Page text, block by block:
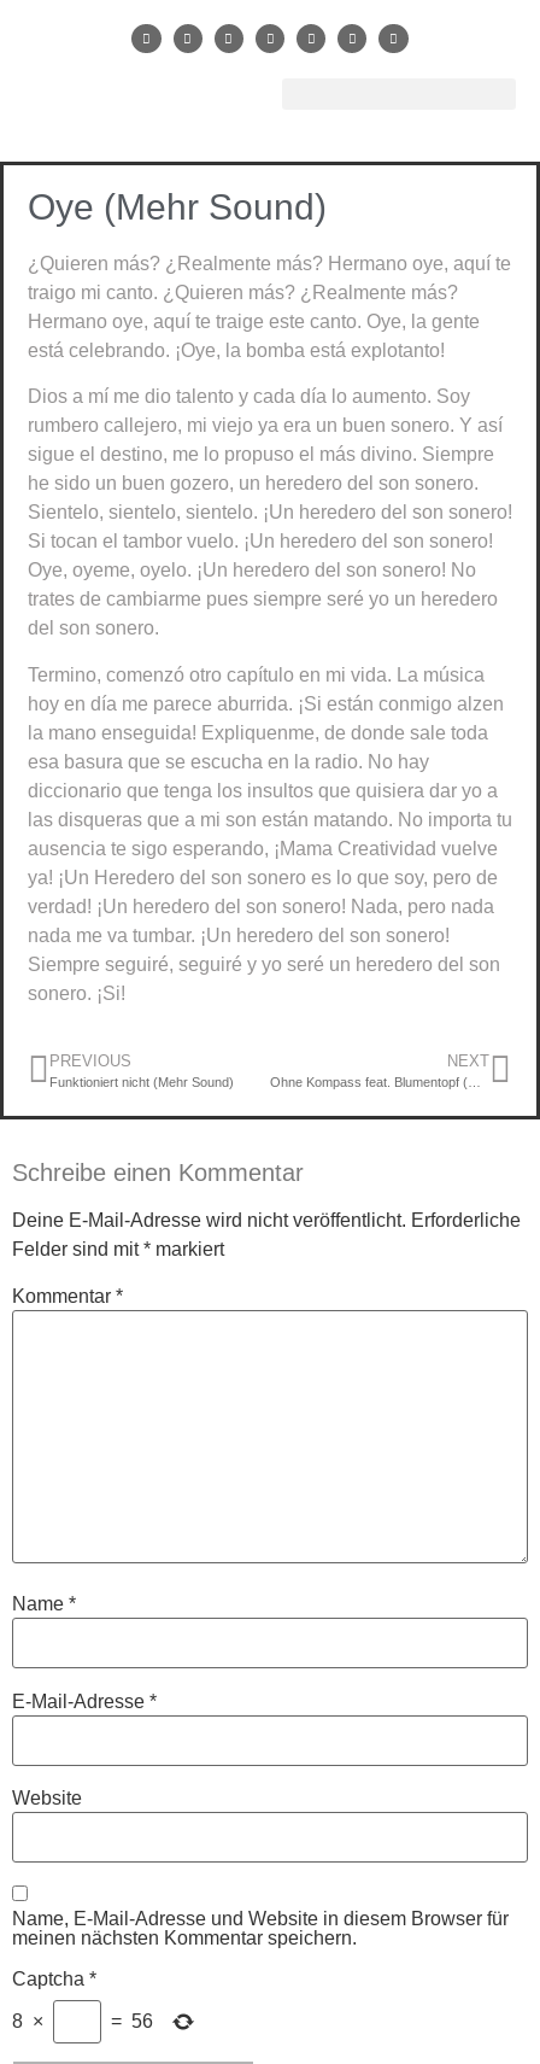
Oye (Mehr Sound)
¿Quieren más? ¿Realmente más? Hermano oye, aquí te
traigo mi canto. ¿Quieren más? ¿Realmente más?
Hermano oye, aquí te traige este canto. Oye, la gente
está celebrando. ¡Oye, la bomba está explotanto!
Dios a mí me dio talento y cada día lo aumento. Soy
rumbero callejero, mi viejo ya era un buen sonero. Y así
sigue el destino, me lo propuso el más divino. Siempre
he sido un buen gozero, un heredero del son sonero.
Sientelo, sientelo, sientelo. ¡Un heredero del son sonero!
Si tocan el tambor vuelo. ¡Un heredero del son sonero!
Oye, oyeme, oyelo. ¡Un heredero del son sonero! No
trates de cambiarme pues siempre seré yo un heredero
del son sonero.
Termino, comenzó otro capítulo en mi vida. La música
hoy en día me parece aburrida. ¡Si están conmigo alzen
la mano enseguida! Expliquenme, de donde sale toda
esa basura que se escucha en la radio. No hay
diccionario que tenga los insultos que quisiera dar yo a
las disqueras que a mi son están matando. No importa tu
ausencia te sigo esperando, ¡Mama Creatividad vuelve
ya! ¡Un Heredero del son sonero es lo que soy, pero de
verdad! ¡Un heredero del son sonero! Nada, pero nada
nada me va tumbar. ¡Un heredero del son sonero!
Siempre seguiré, seguiré y yo seré un heredero del son
sonero. ¡Si!
PREVIOUS
Funktioniert nicht (Mehr Sound)
NEXT
Ohne Kompass feat. Blumentopf (Mehr Sound)
Schreibe einen Kommentar
Deine E-Mail-Adresse wird nicht veröffentlicht. Erforderliche
Felder sind mit* markiert
Kommentar *
Name *
E-Mail-Adresse *
Website
Name, E-Mail-Adresse und Website in diesem Browser für
meinen nächsten Kommentar speichern.
Captcha *
8 × = 56